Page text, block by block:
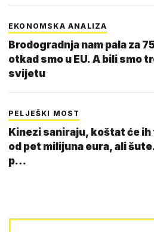
EKONOMSKA ANALIZA
Brodogradnja nam pala za
otkad smo u EU. A bili smo
svijetu
PELJEŠKI MOST
Kinezi saniraju, koštat će ih
od pet milijuna eura, ali
p…